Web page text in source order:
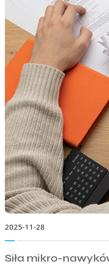
2025-11-28
Siła mikro-